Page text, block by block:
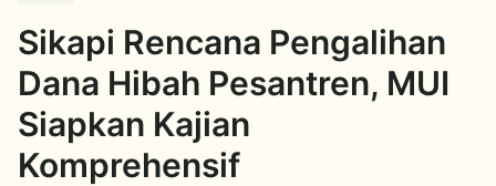
Sikapi Rencana Pengalihan
Dana Hibah Pesantren, MUI
Siapkan Kajian
Komprehensif